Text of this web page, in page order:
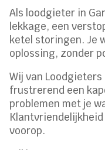
Als loodgieter in
lekkage, een
ketel storingen. Je
oplossing, zonder
Wij van
frustrerend een
problemen met je
voorop.